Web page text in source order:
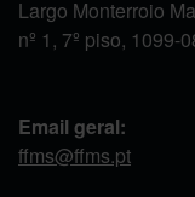
Largo Monterroio
nº 1, 7º piso, 1099-
Email geral:
ffms@ffms.pt